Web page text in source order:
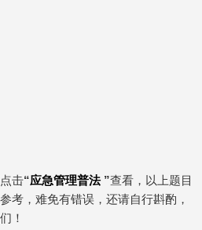
击“应急管理普法”查看，以上题目
考，难免有错误，还请自行斟酌，
！